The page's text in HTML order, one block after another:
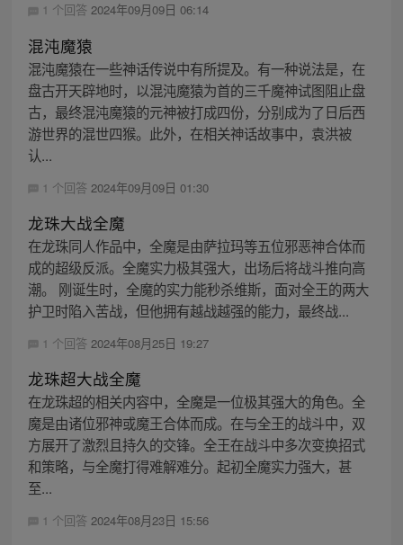
1 个回答 2024年09月09日 06:14
混沌魔猿
混沌魔猿在一些神话传说中有所提及。有一种说法是，在
盘古开天辟地时，以混沌魔猿为首的三千魔神试图阻止盘
古，最终混沌魔猿的元神被打成四份，分别成为了日后西
游世界的混世四猴。此外，在相关神话故事中，袁洪被
认...
1 个回答 2024年09月09日 01:30
龙珠大战全魔
在龙珠同人作品中，全魔是由萨拉玛等五位邪恶神合体而
成的超级反派。全魔实力极其强大，出场后将战斗推向高
潮。 刚诞生时，全魔的实力能秒杀维斯，面对全王的两大
护卫时陷入苦战，但他拥有越战越强的能力，最终战...
1 个回答 2024年08月25日 19:27
龙珠超大战全魔
在龙珠超的相关内容中，全魔是一位极其强大的角色。全
魔是由诸位邪神或魔王合体而成。在与全王的战斗中，双
方展开了激烈且持久的交锋。全王在战斗中多次变换招式
和策略，与全魔打得难解难分。起初全魔实力强大，甚
至...
1 个回答 2024年08月23日 15:56